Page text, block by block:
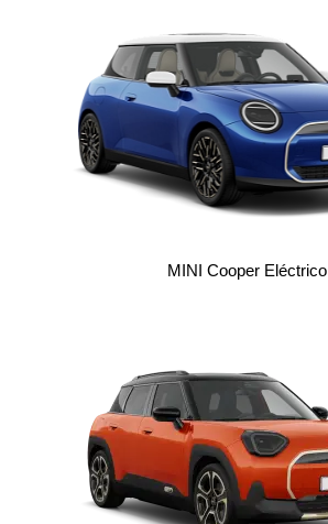
MINI Cooper Eléctrico